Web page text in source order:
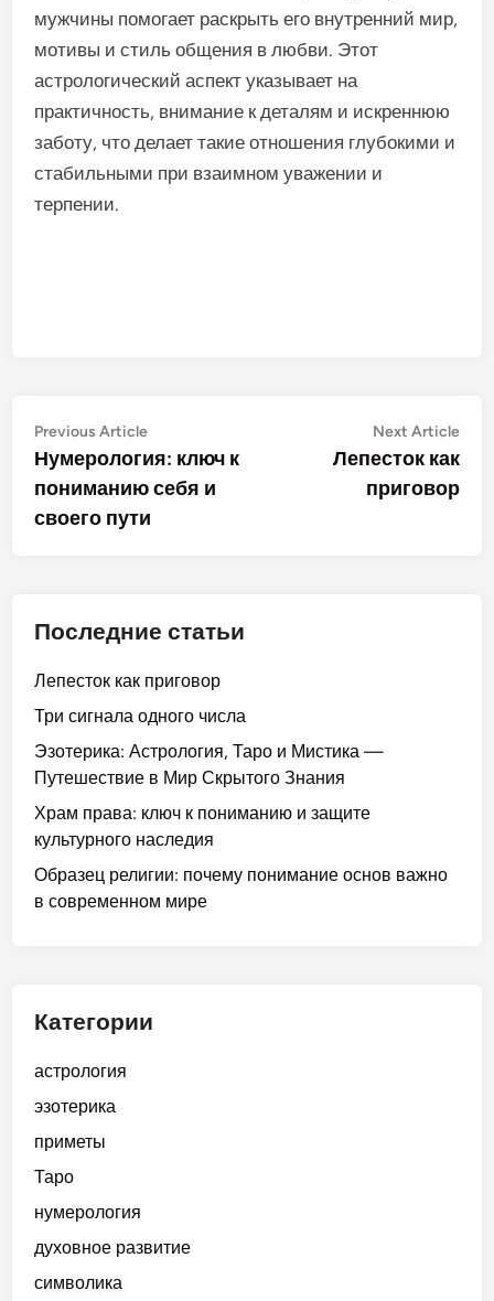
мужчины помогает раскрыть его внутренний мир,
мотивы и стиль общения в любви. Этот
астрологический аспект указывает на
практичность, внимание к деталям и искреннюю
заботу, что делает такие отношения глубокими и
стабильными при взаимном уважении и
терпении.
Post
navigation
Previous ArticlePrevious
article:
Нумерология: ключ к
пониманию себя и
своего пути
Next Article
Лепесток как
приговор
Последние статьи
Лепесток как приговор
Три сигнала одного числа
Эзотерика: Астрология, Таро и Мистика —
Путешествие в Мир Скрытого Знания
Храм права: ключ к пониманию и защите
культурного наследия
Образец религии: почему понимание основ важно
в современном мире
Категории
астрология
эзотерика
приметы
Таро
нумерология
духовное развитие
символика